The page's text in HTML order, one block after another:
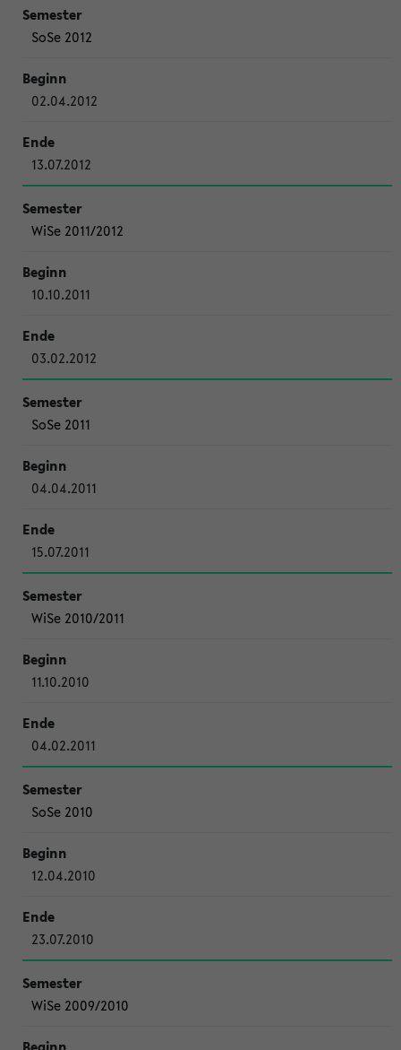
SoSe 2012
02.04.2012
13.07.2012
WiSe 2011/2012
10.10.2011
03.02.2012
SoSe 2011
04.04.2011
15.07.2011
WiSe 2010/2011
11.10.2010
04.02.2011
SoSe 2010
12.04.2010
23.07.2010
WiSe 2009/2010